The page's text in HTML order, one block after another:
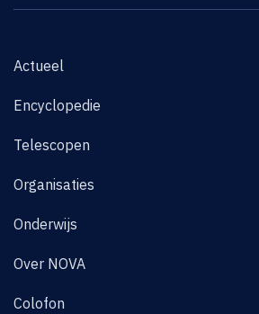
Actueel
Encyclopedie
Telescopen
Organisaties
Onderwijs
Over NOVA
Colofon